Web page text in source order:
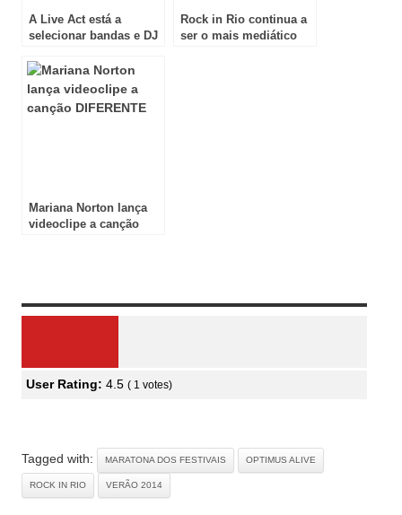
A Live Act está a
selecionar bandas e DJ
Rock in Rio continua a
ser o mais mediático
Mariana Norton lança
videoclipe a canção
User Rating: 4.5 ( 1 votes)
Tagged with: MARATONA DOS FESTIVAIS OPTIMUS ALIVE
ROCK IN RIO VERÃO 2014